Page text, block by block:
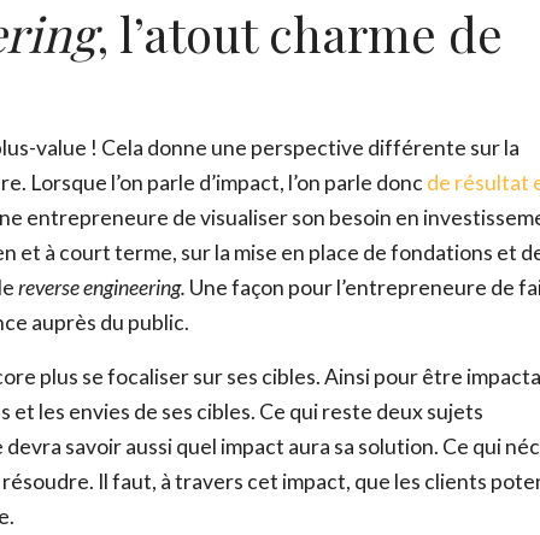
Email*
Ce site est protégé par reCAPTCHA et Google,Politique de
Conditions d'utilisation
, l’atout charme de
value ! Cela donne une perspective différente sur la
l’on parle d’impact, l’on parle donc de résultat
entrepreneure de visualiser son besoin en
et à court terme, sur la mise en place de fondations et
reverse engineering. Une façon pour l’entrepreneure de
auprès du public.
plus se focaliser sur ses cibles. Ainsi pour être
les envies de ses cibles. Ce qui reste deux sujets
savoir aussi quel impact aura sa solution. Ce qui
Il faut, à travers cet impact, que les clients